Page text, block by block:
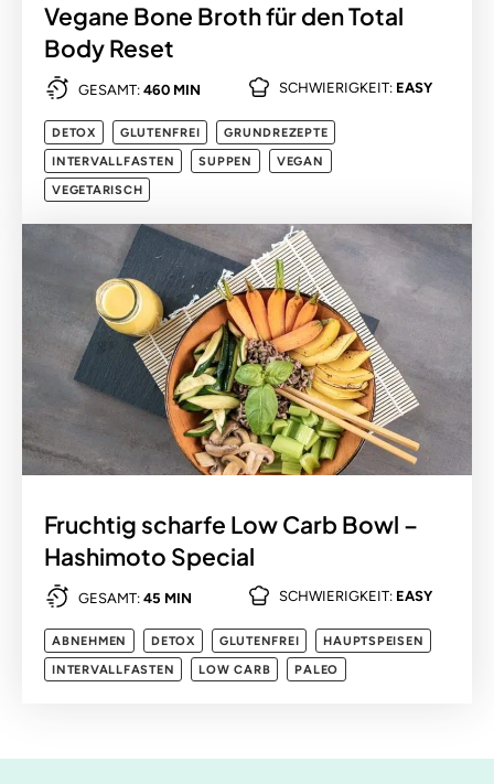
Vegane Bone Broth für den Total
Body Reset
GESAMT: 460 MIN SCHWIERIGKEIT: EASY
DETOX GLUTENFREI
GRUNDREZEPTE
INTERVALLFASTEN
SUPPEN
VEGAN
VEGETARISCH
Fruchtig scharfe Low Carb Bowl –
Hashimoto Special
GESAMT: 45 MIN SCHWIERIGKEIT: EASY
ABNEHMEN DETOX GLUTENFREI
HAUPTSPEISEN
INTERVALLFASTEN
LOW CARB PALEO